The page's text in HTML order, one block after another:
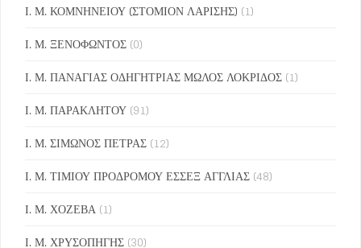
Ι. Μ. ΚΟΜΝΗΝΕΙΟΥ (ΣΤΟΜΙΟΝ ΛΑΡΙΣΗΣ) (1)
Ι. Μ. ΞΕΝΟΦΩΝΤΟΣ (0)
Ι. Μ. ΠΑΝΑΓΙΑΣ ΟΔΗΓΗΤΡΙΑΣ ΜΩΛΟΣ ΛΟΚΡΙΔΟΣ (1)
Ι. Μ. ΠΑΡΑΚΛΗΤΟΥ (91)
Ι. Μ. ΣΙΜΩΝΟΣ ΠΕΤΡΑΣ (12)
Ι. Μ. ΤΙΜΙΟΥ ΠΡΟΔΡΟΜΟΥ ΕΣΣΕΞ ΑΓΓΛΙΑΣ (48)
Ι. Μ. ΧΟΖΕΒΑ (1)
Ι. Μ. ΧΡΥΣΟΠΗΓΗΣ (30)